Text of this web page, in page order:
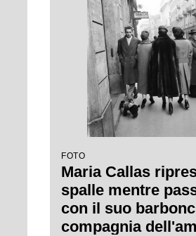
FOTO
Maria Callas
spalle mentre
con il suo
compagnia